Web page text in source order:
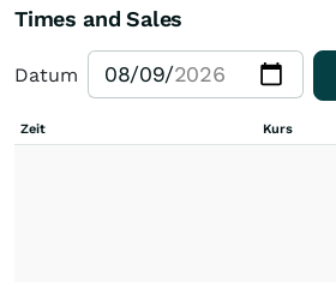
Times and Sales
Datum
Zeit Kurs